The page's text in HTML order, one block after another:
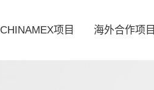
CHINAMEX项目 海外合作项目